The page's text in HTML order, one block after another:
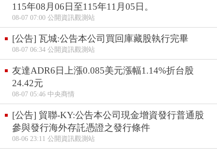
115年08月06日至115年11月05日。
08-07 07:00 公開資訊觀測站
[公告] 瓦城:公告本公司買回庫藏股執行完畢
08-07 06:34 公開資訊觀測站
友達ADR6日上漲0.085美元漲幅1.14%折台股
24.42元
08-07 05:46 中央商情
[公告] 貿聯-KY:公告本公司現金增資發行普通股
參與發行海外存託憑證之發行條件
08-06 23:11 公開資訊觀測站